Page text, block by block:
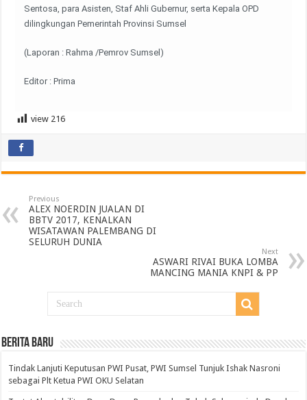
Sentosa, para Asisten, Staf Ahli Gubernur, serta Kepala OPD
dilingkungan Pemerintah Provinsi Sumsel
(Laporan : Rahma /Pemrov Sumsel)
Editor : Prima
view 216
Previous
ALEX NOERDIN JUALAN DI
BBTV 2017, KENALKAN
WISATAWAN PALEMBANG DI
SELURUH DUNIA
Next
ASWARI RIVAI BUKA LOMBA
MANCING MANIA KNPI & PP
BERITA BARU
Tindak Lanjuti Keputusan PWI Pusat, PWI Sumsel Tunjuk Ishak Nasroni
sebagai Plt Ketua PWI OKU Selatan